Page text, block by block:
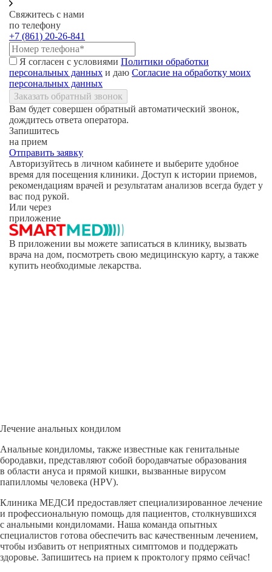
Свяжитесь с нами
по телефону
+7 (861) 20-26-841
Я согласен с условиями Политики обработки
персональных данных и даю Согласие на обработку моих
персональных данных
Заказать обратный звонок
Вам будет совершен обратный автоматический звонок,
дождитесь ответа оператора.
Запишитесь
на прием
Отправить заявку
Авторизуйтесь в личном кабинете и выберите удобное
время для посещения клиники. Доступ к истории приемов,
рекомендациям врачей и результатам анализов всегда будет у
вас под рукой.
Или через
приложение
В приложении вы можете записаться в клинику, вызвать
врача на дом, посмотреть свою медицинскую карту, а также
купить необходимые лекарства.
Лечение анальных кондилом
Анальные кондиломы, также известные как генитальные
бородавки, представляют собой бородавчатые образования
в области ануса и прямой кишки, вызванные вирусом
папилломы человека (HPV).
Клиника МЕДСИ предоставляет специализированное лечение
и профессиональную помощь для пациентов, столкнувшихся
с анальными кондиломами. Наша команда опытных
специалистов готова обеспечить вас качественным лечением,
чтобы избавить от неприятных симптомов и поддержать
здоровье. Запишитесь на прием к проктологу прямо сейчас!